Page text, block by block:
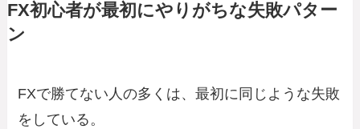
FX初心者が最初にやりがちな失敗パター
ン
FXで勝てない人の多くは、最初に同じような失敗
をしている。